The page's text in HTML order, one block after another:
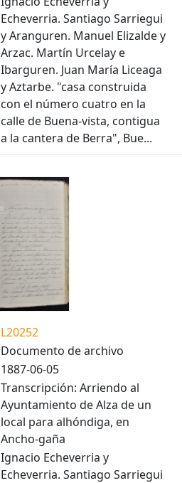
Echeverria. Santiago Sarriegui
y Aranguren. Manuel Elizalde y
Arzac. Martín Urcelay e
Ibarguren. Juan María Liceaga
y Aztarbe. "casa construida
con el número cuatro en la
calle de Buena-vista, contigua
a la cantera de Berra", Bue...
L20252
Documento de archivo
1887-06-05
Transcripción: Arriendo al
Ayuntamiento de Alza de un
local para alhóndiga, en
Ancho-gaña
Ignacio Echeverria y
Echeverria. Santiago Sarriegui